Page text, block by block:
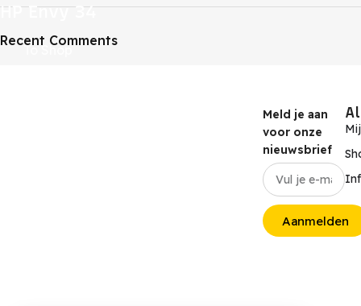
HP Envy 34
To Shop
Recent Comments
Meld je aan
voor onze
nieuwsbrief
Aanmelden